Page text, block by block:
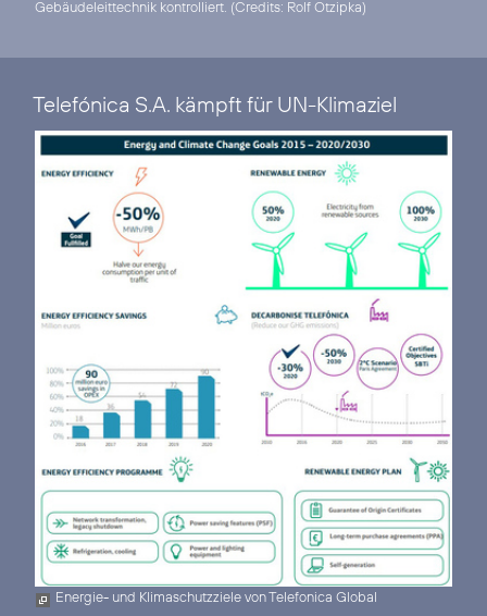
Gebäudeleittechnik kontrolliert. (Credits: Rolf Otzipka)
Telefónica S.A. kämpft für UN-Klimaziel
Energie- und Klimaschutzziele von Telefonica Global